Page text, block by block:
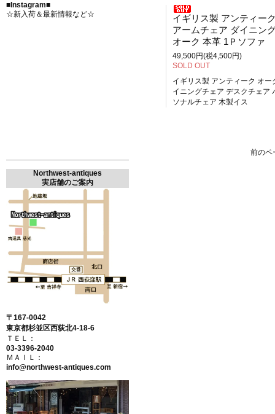
イギリス製 アンティー
アームチェア ダイニングチェ
オーク 本革 1Ｐソファ
49,500円(税4,500円)
SOLD OUT
イギリス製 アンティーク オー
イニングチェア デスクチェア
ソナルチェア 木製イス
前のペ
■Instagram■
☆新入荷＆最新情報など☆
Northwest-antiques
実店舗のご案内
〒167-0042
東京都杉並区西荻北4-18-6
ＴＥＬ：
03-3396-2040
ＭＡＩＬ：
info@northwest-antiques.com